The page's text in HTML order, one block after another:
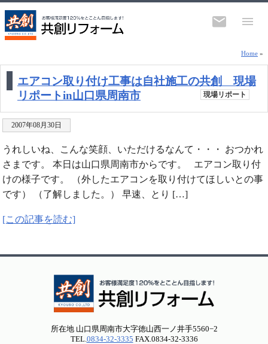
エアコン取付工事
Home »
エアコン取り付け工事は自社施工の共創 現場
リポートin山口県周南市
現場リポート
2007年08月30日
うれしいね、こんな笑顔、いただけるなんて・・・ おつかれ
さまです。 本日は山口県周南市からです。 エアコン取り付
けの様子です。 （外したエアコンを取り付けてほしいとの事
です） （了解しました。） 早速、とり […]
[この記事を読む]
所在地 山口県周南市大字徳山西一ノ井手5560−2
TEL. 0834-32-3335 FAX.0834-32-3336